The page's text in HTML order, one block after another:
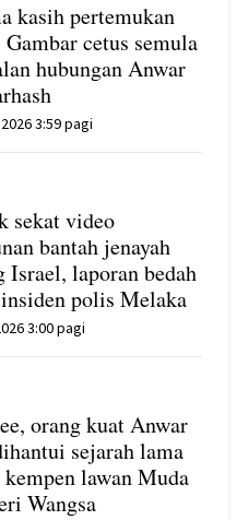
kasih pertemukan
cetus semula
hubungan Anwar
3:59 pagi
sekat video
bantah jenayah
Israel, laporan bedah
polis Melaka
3:00 pagi
orang kuat Anwar
sejarah lama
lawan Muda
Wangsa